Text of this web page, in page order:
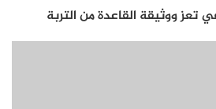
تعز ووثيقة القاعدة من التربة